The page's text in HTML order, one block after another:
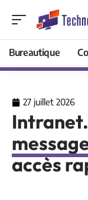
Bureautique
27 juillet 2026
accès